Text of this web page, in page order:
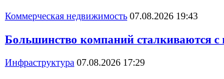
Коммерческая недвижимость 07.08.2026 19:43
Большинство компаний сталкиваются
Инфраструктура 07.08.2026 17:29